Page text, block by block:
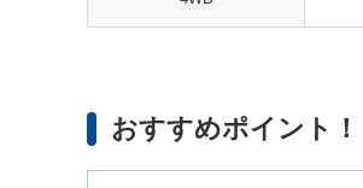
おすすめポイント！